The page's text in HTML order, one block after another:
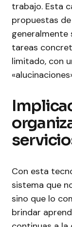
trabajo. Esta
propuestas
generalmente
tareas
limitado, con
Con esta
sistema que
sino que lo
brindar